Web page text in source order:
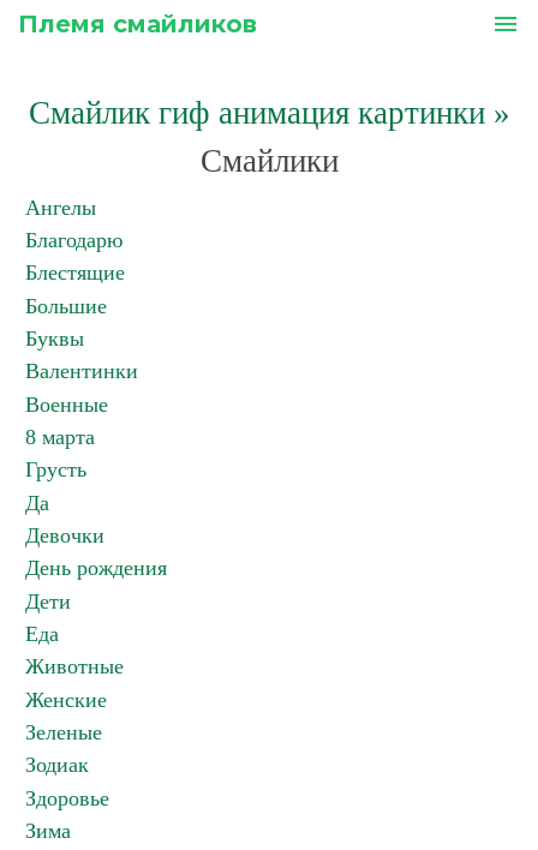
Племя смайликов menu
Смайлик гиф анимация картинки»
Смайлики
Ангелы
Благодарю
Блестящие
Большие
Буквы
Валентинки
Военные
8 марта
Грусть
Да
Девочки
День рождения
Дети
Еда
Животные
Женские
Зеленые
Зодиак
Здоровье
Зима